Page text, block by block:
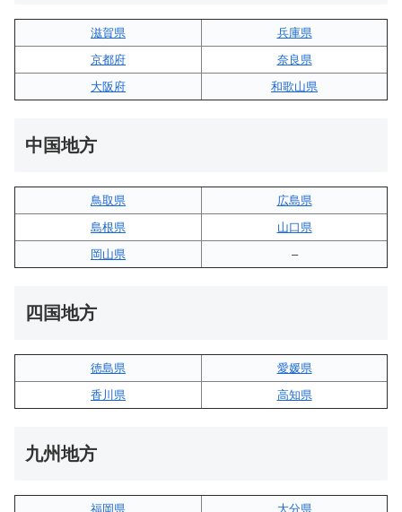
滋賀県
兵庫県
京都府
奈良県
大阪府
和歌山県
中国地方
鳥取県
広島県
島根県
山口県
岡山県
–
四国地方
徳島県
愛媛県
香川県
高知県
九州地方
福岡県 大分県